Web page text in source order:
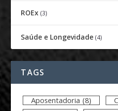
ROEx (3)
Saúde e Longevidade (4)
TAGS
Aposentadoria (8)